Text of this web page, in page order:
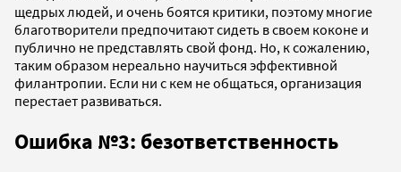
щедрых людей, и очень боятся критики, поэтому многие
благотворители предпочитают сидеть в своем коконе и
публично не представлять свой фонд. Но, к сожалению,
таким образом нереально научиться эффективной
филантропии. Если ни с кем не общаться, организация
перестает развиваться.
Ошибка №3: безответственность